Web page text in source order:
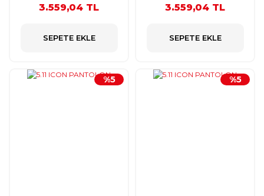
3.559,04 TL
SEPETE EKLE
3.559,04 TL
SEPETE EKLE
%5 %5